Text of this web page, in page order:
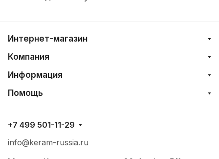
Интернет-магазин
Компания
Информация
Помощь
+7 499 501-11-29
info@keram-russia.ru